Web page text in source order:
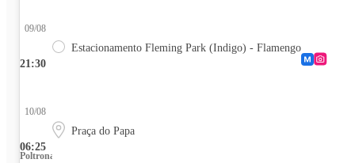
21:30
09/08
Estacionamento Fleming Park (Indigo) - Flamengo
06:25
10/08
Praça do Papa
Poltrona